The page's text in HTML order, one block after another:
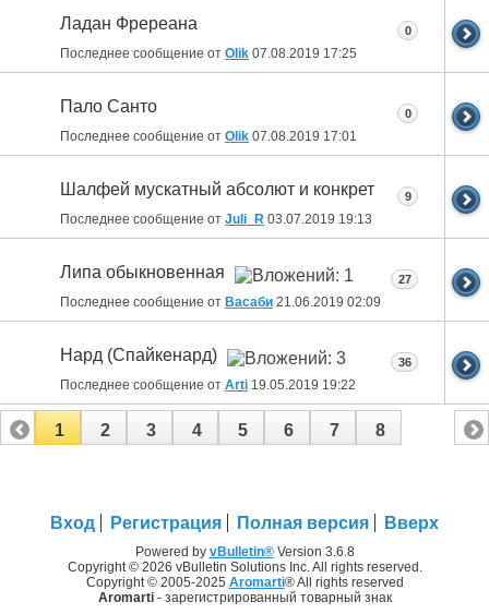
Ладан Фререана
Последнее сообщение от Olik 07.08.2019 17:25
0
Пало Санто
Последнее сообщение от Olik 07.08.2019 17:01
0
Шалфей мускатный абсолют и конкрет
Последнее сообщение от Juli_R 03.07.2019 19:13
9
Липа обыкновенная
Последнее сообщение от Васаби 21.06.2019 02:09
27
Нард (Спайкенард)
Последнее сообщение от Arti 19.05.2019 19:22
36
1 2 3 4 5 6 7 8
Вход Регистрация Полная версия Вверх
Powered by vBulletin®Version 3.6.8
Copyright © 2026 vBulletin Solutions Inc. All rights reserved.
Copyright © 2005-2025 Aromarti® All rights reserved
Aromarti- зарегистрированный товарный знак